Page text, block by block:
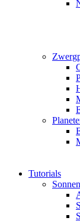
Tutorials